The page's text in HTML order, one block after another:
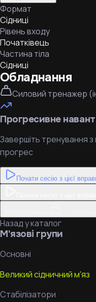
Формат
Сідниці
Рівень входу
Початківець
Частина тіла
Сідниці
Обладнання
Силовий тренажер
Прогресивне
Завершіть тренування
прогрес
Почати сесію з цієї
Назад у каталог
М'язові групи
Основні
Великий сідничний м'яз
Стабілізатори